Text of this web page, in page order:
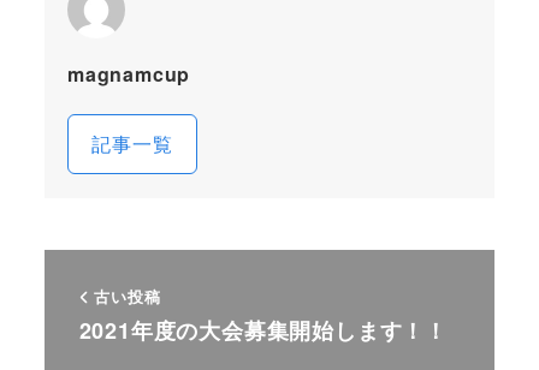
magnamcup
記事一覧
古い投稿
2021年度の大会募集開始します！！